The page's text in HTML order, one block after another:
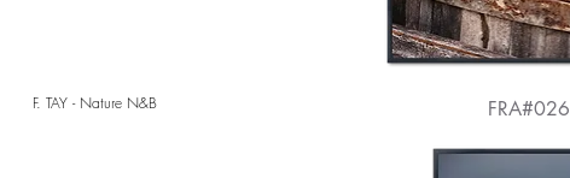
F. TAY - Nature N&B FRA#026